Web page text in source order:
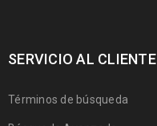
SERVICIO AL CLIENTE
Términos de búsqueda